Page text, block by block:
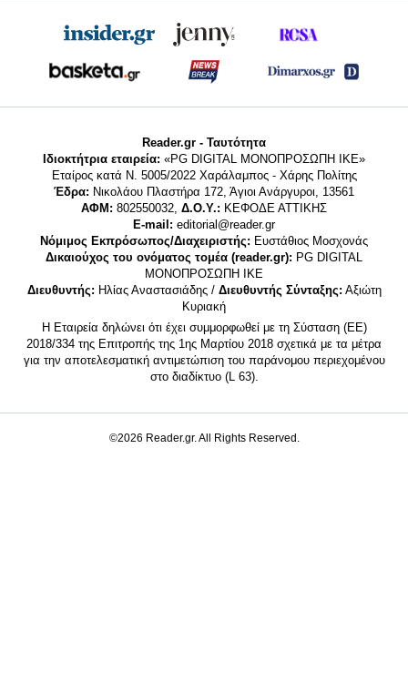
Reader.gr - Ταυτότητα
Ιδιοκτήτρια εταιρεία: «PG DIGITAL MONΟΠΡΟΣΩΠΗ ΙΚΕ»
Εταίρος κατά Ν. 5005/2022 Χαράλαμπος - Χάρης Πολίτης
Έδρα: Νικολάου Πλαστήρα 172, Άγιοι Ανάργυροι, 13561
ΑΦΜ: 802550032, Δ.Ο.Υ.: ΚΕΦΟΔΕ ΑΤΤΙΚΗΣ
E-mail: editorial@reader.gr
Νόμιμος Εκπρόσωπος/Διαχειριστής: Ευστάθιος Μοσχονάς
Δικαιούχος του ονόματος τομέα (reader.gr): PG DIGITAL
MONΟΠΡΟΣΩΠΗ ΙΚΕ
Διευθυντής: Ηλίας Αναστασιάδης / Διευθυντής Σύνταξης: Αξιώτη
Κυριακή
Η Εταιρεία δηλώνει ότι έχει συμμορφωθεί με τη Σύσταση (ΕΕ)
2018/334 της Επιτροπής της 1ης Μαρτίου 2018 σχετικά με τα μέτρα
για την αποτελεσματική αντιμετώπιση του παράνομου περιεχομένου
στο διαδίκτυο (L 63).
©2026 Reader.gr. All Rights Reserved.